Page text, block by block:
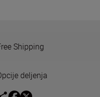
Shipping
deljenja